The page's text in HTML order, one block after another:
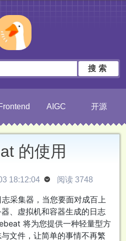
搜索
AIGC 开源
的使用
18:12:04  阅读 3748
采集器，当您要面对成百上
、虚拟机和容器生成的日志
将为您提供一种轻量型方
文件，让简单的事情不再繁